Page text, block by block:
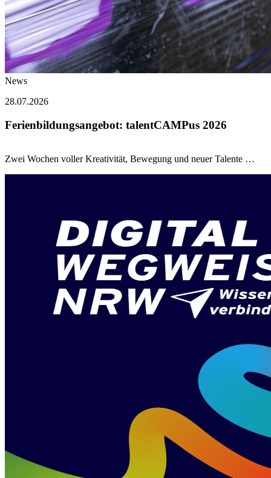
News
28.07.2026
Ferienbildungsangebot: talentCAMPus 2026
Zwei Wochen voller Kreativität, Bewegung und neuer Talente …